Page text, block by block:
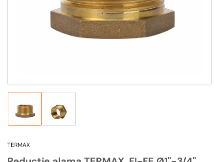
1
in
modal
Incarca
vizualizarea
Incarca
imagine
TERMAX